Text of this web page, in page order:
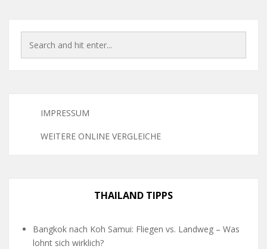
IMPRESSUM
WEITERE ONLINE VERGLEICHE
THAILAND TIPPS
Bangkok nach Koh Samui: Fliegen vs. Landweg – Was
lohnt sich wirklich?